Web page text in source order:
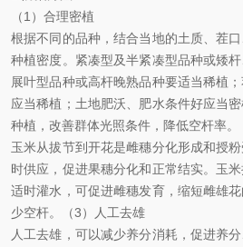
（1）合理密植
根据不同的品种，结合当地的土质、茬
种植密度。紧凑型及半紧凑型品种或矮
展叶型品种或高杆晚熟品种要适当稀植
应当稀植；土地肥沃、肥水条件好应当
种植，改善群体光照条件，降低空杆率
玉米从拔节到开花是雌穗分化形成和授
时供应，促进果穗分化和正常结实。玉
适时灌水，可促进雌穗发育，缩短雌雄
少空杆。（3）人工去雄
人工去雄，可以减少养分消耗，促进养